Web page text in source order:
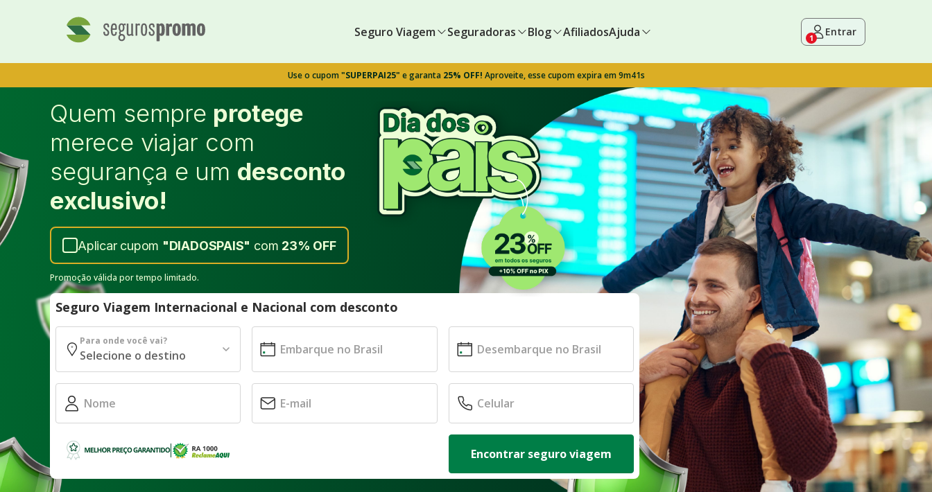
Seguro Viagem Seguradoras Blog AfiliadosAjuda 1 Entrar
Use o cupom"SUPERPAI25" e garanta 25% OFF! Aproveite, esse cupom expira em 9m40s
Quem sempre protege
merece viajar com
segurança e um desconto
exclusivo!
Aplicar cupom "DIADOSPAIS" com 23% OFF
Promoção válida por tempo limitado.
Seguro Viagem Internacional e Nacional com desconto
Para onde você vai?
Encontrar seguro viagem